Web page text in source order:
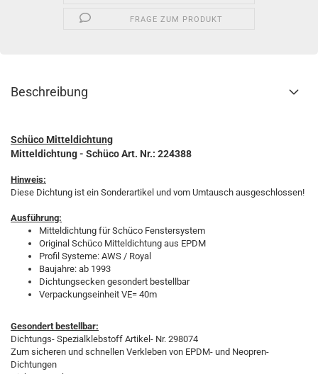
FRAGE ZUM PRODUKT
Beschreibung
Schüco Mitteldichtung
Mitteldichtung- Schüco Art. Nr.: 224388
Hinweis:
Diese Dichtung ist ein Sonderartikel und vom Umtausch ausgeschlossen!
Ausführung:
Mitteldichtung für Schüco Fenstersystem
Original Schüco Mitteldichtung aus EPDM
Profil Systeme: AWS / Royal
Baujahre: ab 1993
Dichtungsecken gesondert bestellbar
Verpackungseinheit VE= 40m
Gesondert bestellbar:
Dichtungs- Spezialklebstoff Artikel- Nr. 298074
Zum sicheren und schnellen Verkleben von EPDM- und Neopren-
Dichtungen